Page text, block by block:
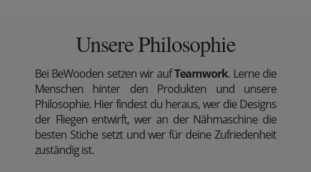
Unsere Philosophie
Bei BeWooden setzen wir aufTeamwork. Lerne die
Menschen hinter den Produkten und unsere
Philosophie. Hier findest du heraus, wer die Designs
der Fliegen entwirft, wer an der Nähmaschine die
besten Stiche setzt und wer für deine Zufriedenheit
zuständig ist.